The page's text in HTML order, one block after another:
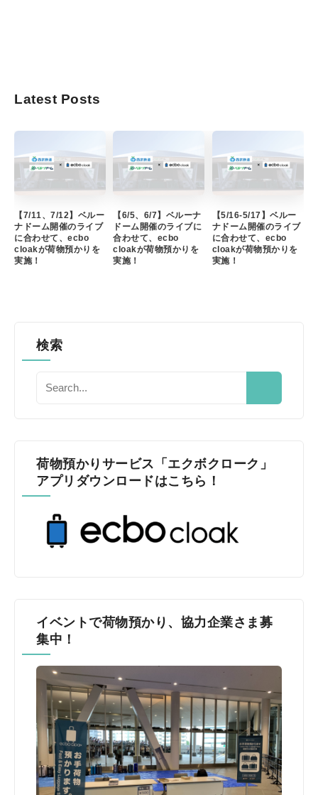
Latest Posts
【7/11、7/12】ベルー
ナドーム開催のライブ
に合わせて、ecbo
cloakが荷物預かりを
実施！
【6/5、6/7】ベルーナ
ドーム開催のライブに
合わせて、ecbo
cloakが荷物預かりを
実施！
【5/16-5/17】ベルー
ナドーム開催のライブ
に合わせて、ecbo
cloakが荷物預かりを
実施！
検索
荷物預かりサービス「エクボクローク」
アプリダウンロードはこちら！
イベントで荷物預かり、協力企業さま募
集中！